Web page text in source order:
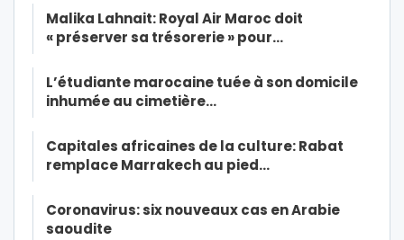
Malika Lahnait: Royal Air Maroc doit
« préserver sa trésorerie » pour…
L’étudiante marocaine tuée à son domicile
inhumée au cimetière…
Capitales africaines de la culture: Rabat
remplace Marrakech au pied…
Coronavirus: six nouveaux cas en Arabie
saoudite